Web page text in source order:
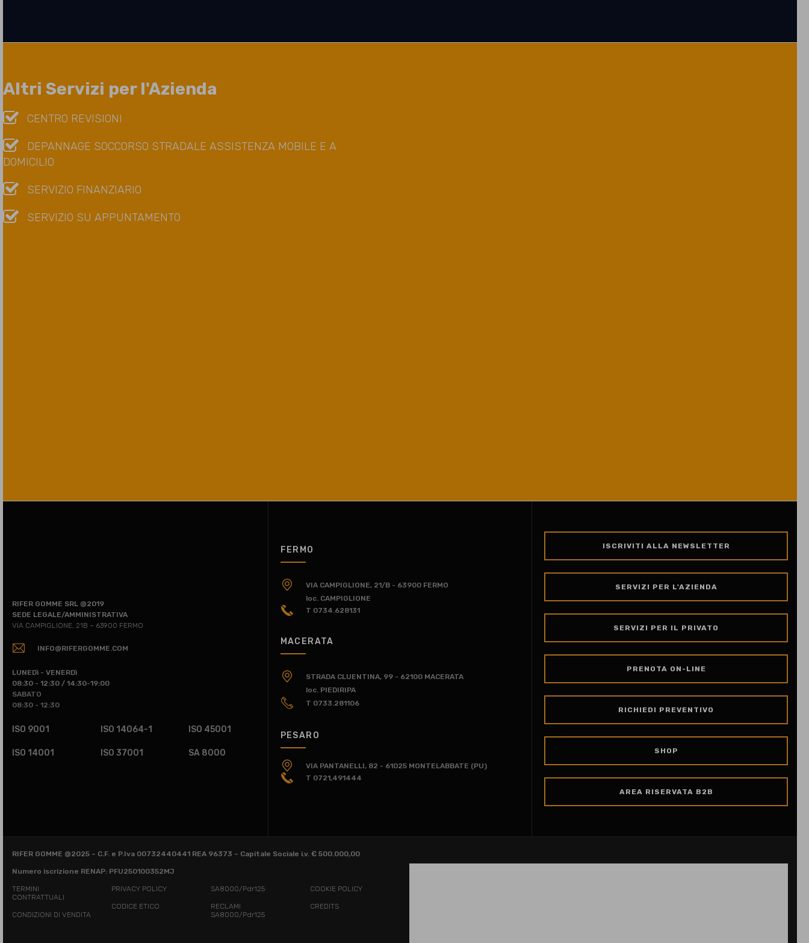
Altri Servizi per l'Azienda
CENTRO REVISIONI
DEPANNAGE SOCCORSO STRADALE ASSISTENZA MOBILE E A
DOMICILIO
SERVIZIO FINANZIARIO
SERVIZIO SU APPUNTAMENTO
RIFER GOMME SRL @2019
SEDE LEGALE/AMMINISTRATIVA
VIA CAMPIGLIONE, 21B – 63900 FERMO
INFO@RIFERGOMME.COM
LUNEDì - VENERDì
08:30 - 12:30 / 14:30-19:00
SABATO
08:30 - 12:30
ISO 9001
ISO 14001
ISO 14064-1
ISO 37001
ISO 45001
SA 8000
FERMO
VIA CAMPIGLIONE, 21/B - 63900 FERMO
loc. CAMPIGLIONE
T 0734.628131
MACERATA
STRADA CLUENTINA, 99 - 62100 MACERATA
loc. PIEDIRIPA
T 0733.281106
PESARO
VIA PANTANELLI, 82 - 61025 MONTELABBATE (PU)
T 0721,491444
ISCRIVITI ALLA NEWSLETTER
SERVIZI PER L'AZIENDA
SERVIZI PER IL PRIVATO
PRENOTA ON-LINE
RICHIEDI PREVENTIVO
SHOP
AREA RISERVATA B2B
RIFER GOMME @2025 – C.F. e P.Iva 00732440441 REA 96373 – Capitale Sociale i.v. € 500.000,00
Numero iscrizione RENAP: PFU250100352MJ
TERMINI
CONTRATTUALI
CONDIZIONI DI VENDITA
PRIVACY POLICY
CODICE ETICO
SA8000/Pdr125
RECLAMI
SA8000/Pdr125
COOKIE POLICY
CREDITS